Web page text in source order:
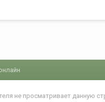
не просматривает данную